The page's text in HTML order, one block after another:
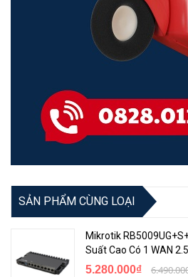
- Được thiết kế để triển khai dễ dàng,
thể được cấu hình nhanh chóng qua
di động UniFi.
thống quan trọng cho phần cứng mạng
- Pin tích hợp giúp bảo vệ chống mất
bao gồm một ổ cứng 1TB, có thể nâng
SẢN PHẨM CÙNG LOẠI
Mikrotik
Suất Cao Có 1 WAN
5.280.000₫